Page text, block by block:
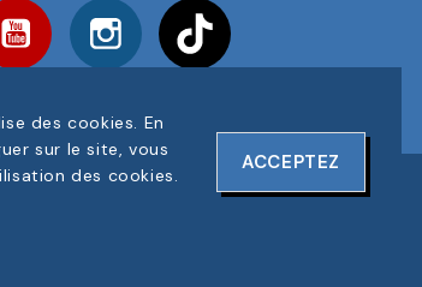
YouTube Instagram
AMERICA UK TOUS DROITS RÉSERVÉS
des cookies. En
sur le site, vous
des cookies.
ACCEPTEZ